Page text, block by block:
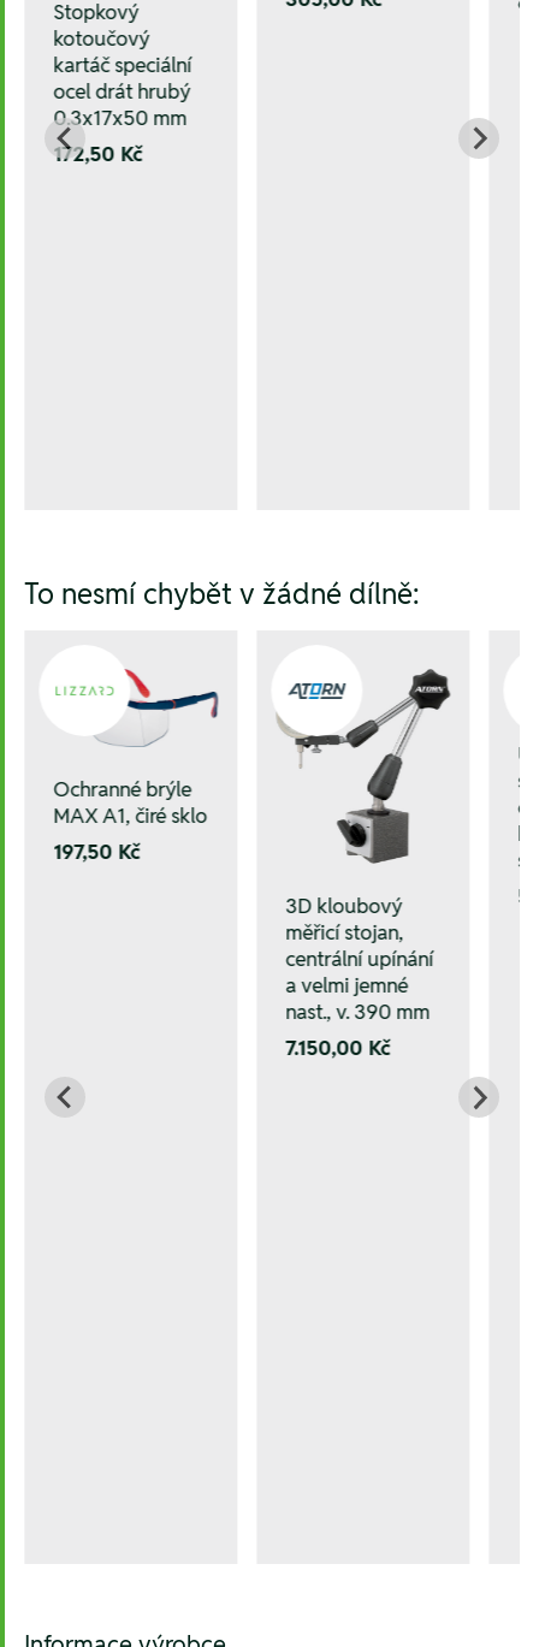
Stopkový
kotoučový
kartáč speciální
ocel drát hrubý
0.3x17x50 mm
172,50 Kč
To nesmí chybět v žádné dílně:
Ochranné brýle
MAX A1, čiré sklo
197,50 Kč
3D kloubový
měřicí stojan,
centrální upínání
a velmi jemné
nast., v. 390 mm
7.150,00 Kč
s
s